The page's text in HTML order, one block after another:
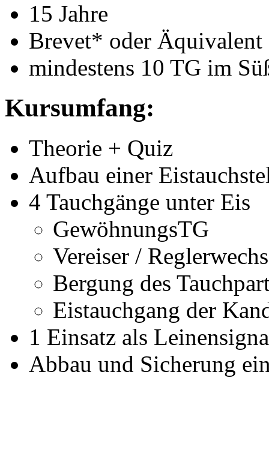
15 Jahre
Brevet* oder Äquivalent
mindestens 10 TG im
Kursumfang:
Theorie + Quiz
Aufbau einer
4 Tauchgänge unter Eis
GewöhnungsTG
Vereiser /
Bergung des
Eistauchgang der
1 Einsatz als
Abbau und Sicherung